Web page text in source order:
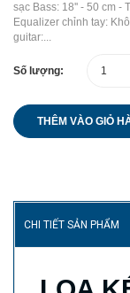
sạc Bass: 18'' - 50 cm -
Equalizer chỉnh tay:
guitar:...
Số lượng:
THÊM VÀO GIỎ
CHI TIẾT SẢN PHẨM